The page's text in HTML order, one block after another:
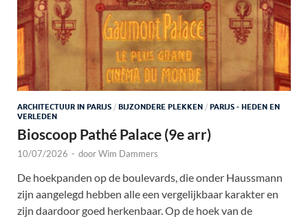
ARCHITECTUUR IN PARIJS / BIJZONDERE PLEKKEN / PARIJS - HEDEN EN
VERLEDEN
Bioscoop Pathé Palace (9e arr)
10/07/2026 - doorWim Dammers
De hoekpanden op de boulevards, die onder Haussmann
zijn aangelegd hebben alle een vergelijkbaar karakter en
zijn daardoor goed herkenbaar. Op de hoek van de